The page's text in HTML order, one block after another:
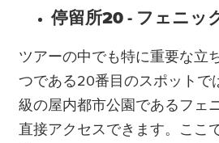
停留所20 - フェニッ
ツアーの中でも特に重要な立
つである20番目のスポットで
級の屋内都市公園であるフェ
直接アクセスできます。ここ